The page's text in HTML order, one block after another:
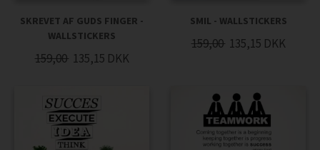
SKREVET AF GUDS FINGER -
WALLSTICKERS
159,00 135,15 DKK
SMIL - WALLSTICKERS
159,00 135,15 DKK